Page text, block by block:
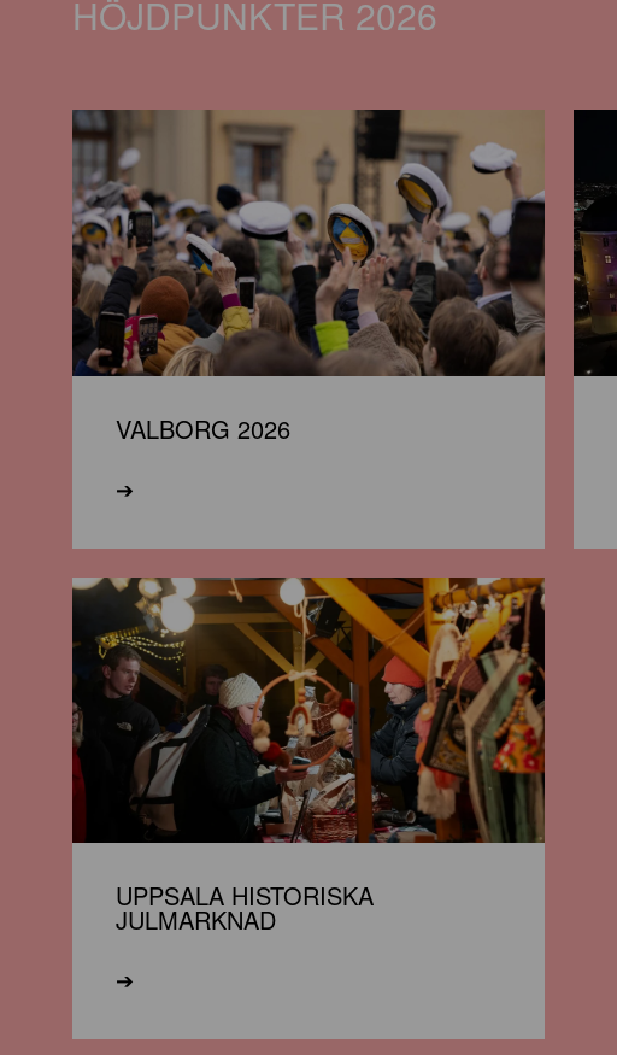
HÖJDPUNKTER 2026
VALBORG 2026
➔
UPPSALA HISTORISKA
JULMARKNAD
➔